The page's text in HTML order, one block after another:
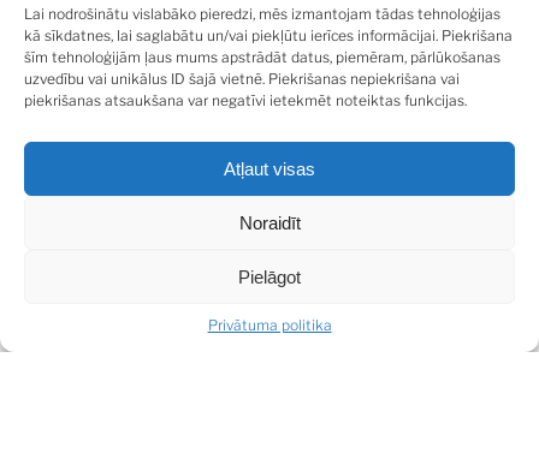
Lai nodrošinātu vislabāko pieredzi, mēs izmantojam tādas tehnoloģijas
kā sīkdatnes, lai saglabātu un/vai piekļūtu ierīces informācijai. Piekrišana
šīm tehnoloģijām ļaus mums apstrādāt datus, piemēram, pārlūkošanas
uzvedību vai unikālus ID šajā vietnē. Piekrišanas nepiekrišana vai
piekrišanas atsaukšana var negatīvi ietekmēt noteiktas funkcijas.
Atļaut visas
Noraidīt
Pielāgot
Privātuma politika
sistēma. Nožogotā, labiekārtotā teritorija ar asfaltētu
pagalmu nodrošina ērtu piekļuvi un sakārtotu vidi.
Plānojums un izmantošanas iespējas:
darbojas franču bulanžērija un franču virtuves restorāns;
2. stāvs: skaistumkopšanas salons un biroja telpas;
Pagalma ēka: iekārtotas telpas bērnudārzam.
Īpašums atrodas tikai piecu minūšu pastaigas attālumā
augstu redzamību un apmeklētāju plūsmu. Stabils